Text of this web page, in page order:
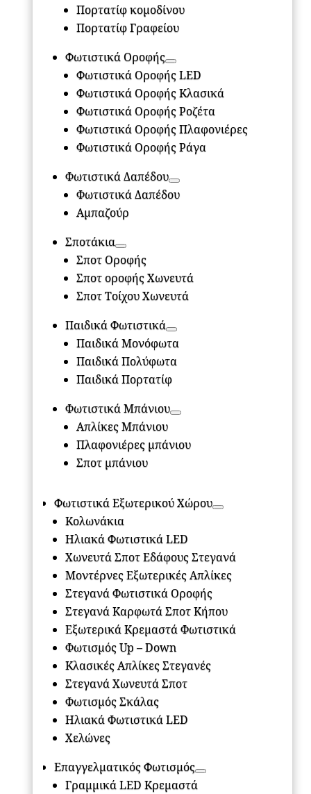
Πορτατίφ κομοδίνου
Πορτατίφ Γραφείου
Φωτιστικά Οροφής
Φωτιστικά Οροφής LED
Φωτιστικά Οροφής Κλασικά
Φωτιστικά Οροφής Ροζέτα
Φωτιστικά Οροφής Πλαφονιέρες
Φωτιστικά Οροφής Ράγα
Φωτιστικά Δαπέδου
Φωτιστικά Δαπέδου
Αμπαζούρ
Σποτάκια
Σποτ Οροφής
Σποτ οροφής Χωνευτά
Σποτ Τοίχου Χωνευτά
Παιδικά Φωτιστικά
Παιδικά Μονόφωτα
Παιδικά Πολύφωτα
Παιδικά Πορτατίφ
Φωτιστικά Μπάνιου
Απλίκες Μπάνιου
Πλαφονιέρες μπάνιου
Σποτ μπάνιου
Φωτιστικά Εξωτερικού Χώρου
Κολωνάκια
Ηλιακά Φωτιστικά LED
Χωνευτά Σποτ Εδάφους Στεγανά
Μοντέρνες Εξωτερικές Απλίκες
Στεγανά Φωτιστικά Οροφής
Στεγανά Καρφωτά Σποτ Κήπου
Εξωτερικά Κρεμαστά Φωτιστικά
Φωτισμός Up – Down
Κλασικές Απλίκες Στεγανές
Στεγανά Χωνευτά Σποτ
Φωτισμός Σκάλας
Ηλιακά Φωτιστικά LED
Χελώνες
Επαγγελματικός Φωτισμός
Γραμμικά LED Κρεμαστά